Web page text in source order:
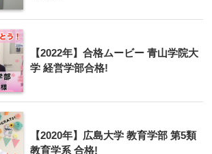
【2022年】合格ムービー 青山学院大
学 経営学部合格!
【2020年】広島大学 教育学部 第5類
教育学系 合格!